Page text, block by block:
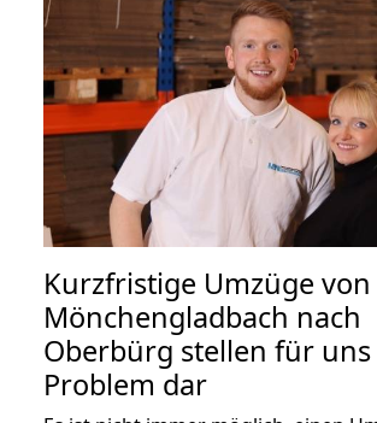
Kurzfristige Umzüge von
Mönchengladbach nach
Oberbürg stellen für uns
Problem dar